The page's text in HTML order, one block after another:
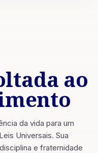
ao
da vida para um
Universais. Sua
e fraternidade